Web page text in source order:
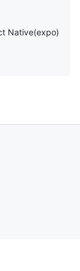
Native(expo)